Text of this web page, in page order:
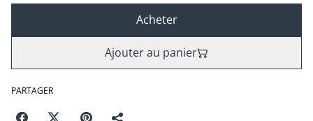
Acheter
Ajouter au panier
PARTAGER